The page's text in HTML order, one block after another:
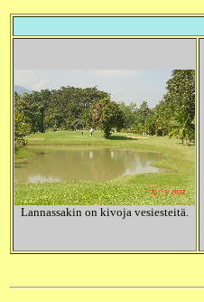
Lannassakin on kivoja vesiesteitä.